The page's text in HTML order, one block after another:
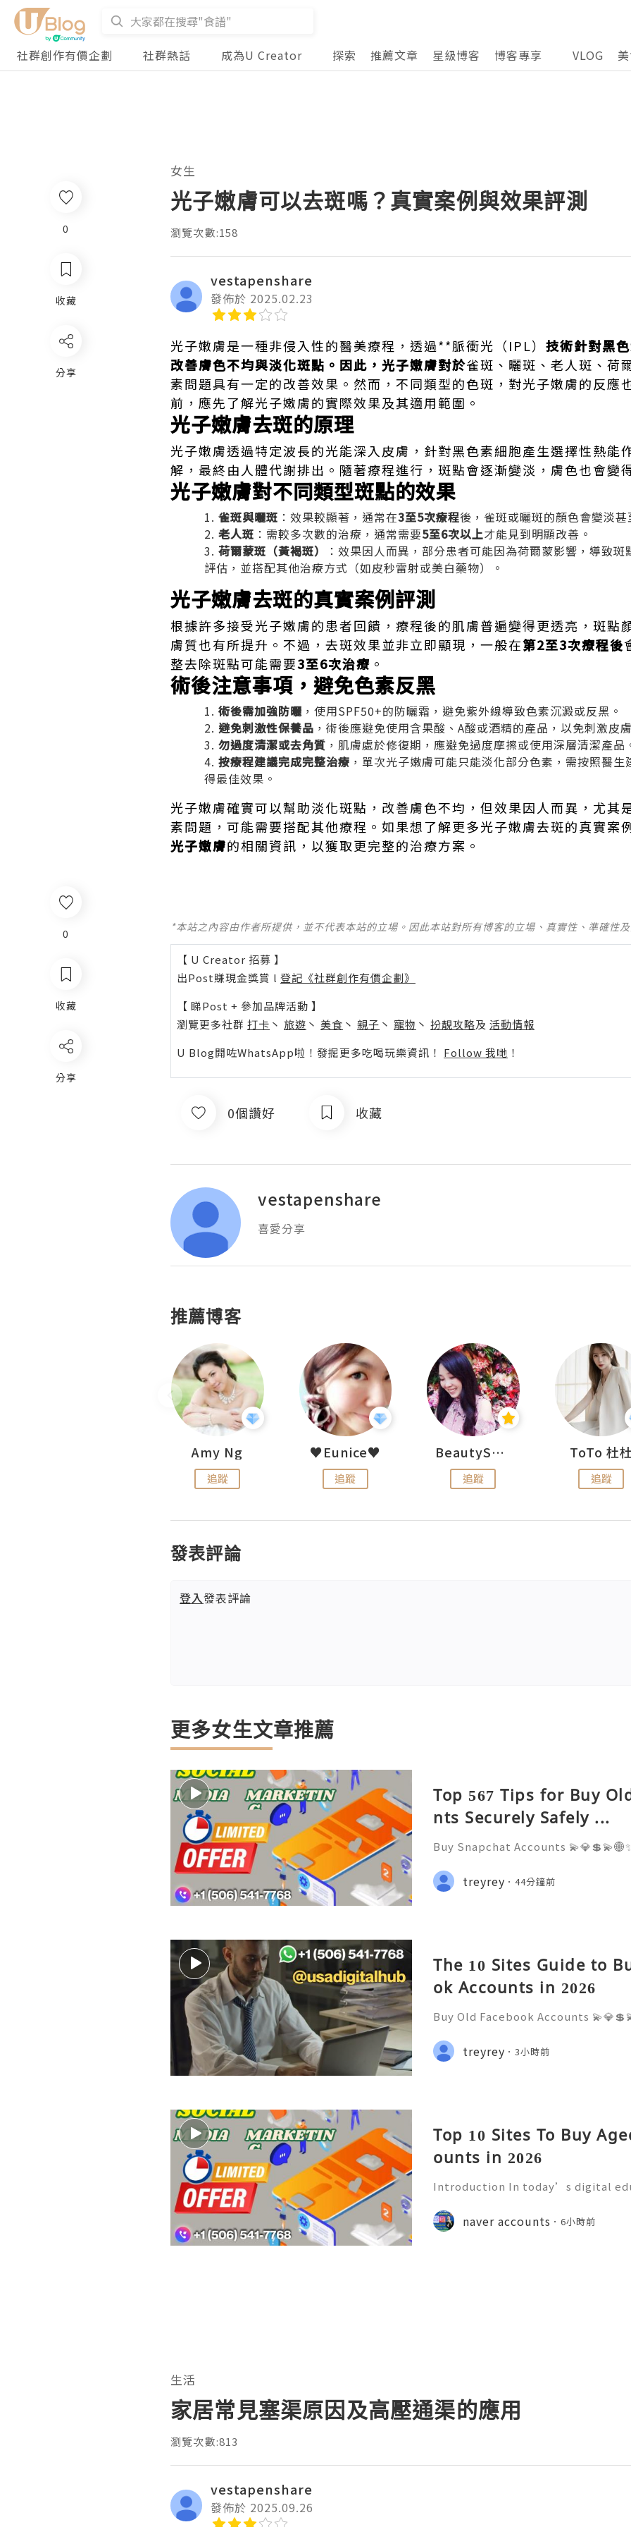
社群創作有價企劃 社群熱話 成為U Creator 探索 推薦文章 星級博客 博客專享 VLOG
0
收藏
分享
女生
光子嫩膚可以去斑嗎？真實案例與效果評測
瀏覽次數:158
vestapenshare
發佈於 2025.02.23
光子嫩膚是一種非侵入性的醫美療程，透過**脈衝光（IPL） 技術針對黑
改善膚色不均與淡化斑點。因此，光子嫩膚對於雀斑、曬斑、老人斑、荷
素問題具有一定的改善效果。然而，不同類型的色斑，對光子嫩膚的反應
前，應先了解光子嫩膚的實際效果及其適用範圍。
光子嫩膚去斑的原理
光子嫩膚透過特定波長的光能深入皮膚，針對黑色素細胞產生選擇性熱能
解，最終由人體代謝排出。隨著療程進行，斑點會逐漸變淡，膚色也會變
光子嫩膚對不同類型斑點的效果
雀斑與曬斑 ：效果較顯著，通常在3至5次療程後，雀斑或曬斑的顏色會變淡
老人斑 ：需較多次數的治療，通常需要5至6次以上才能見到明顯改善。
荷爾蒙斑（黃褐斑）
：效果因人而異，部分患者可能因為荷爾蒙影響，導致
評估，並搭配其他治療方式（如皮秒雷射或美白藥物）。
光子嫩膚去斑的真實案例評測
根據許多接受光子嫩膚的患者回饋，療程後的肌膚普遍變得更透亮，斑點
膚質也有所提升。不過，去斑效果並非立即顯現，一般在第2至3次療程後
整去除斑點可能需要3至6次治療 。
術後注意事項，避免色素反黑
術後需加強防曬 ，使用SPF50+的防曬霜，避免紫外線導致色素沉澱或反黑。
避免刺激性保養品 ，術後應避免使用含果酸、A酸或酒精的產品，以免刺激皮
勿過度清潔或去角質 ，肌膚處於修復期，應避免過度摩擦或使用深層清潔產品
按療程建議完成完整治療 ，單次光子嫩膚可能只能淡化部分色素，需按照醫
得最佳效果。
光子嫩膚確實可以幫助淡化斑點，改善膚色不均，但效果因人而異，尤其
素問題，可能需要搭配其他療程。如果想了解更多光子嫩膚去斑的真實案
光子嫩膚的相關資訊，以獲取更完整的治療方案。
*本站之內容由作者所提供，並不代表本站的立場。因此本站對所有博客的立場、真實性、準確性
【 U Creator 招募 】
出Post賺現金獎賞 l 登記《社群創作有價企劃》
【 睇Post + 參加品牌活動 】
瀏覽更多社群 打卡 丶 旅遊 丶 美食 丶 親子 丶 寵物 丶 扮靚攻略及 活動情報
U Blog開咗WhatsApp啦！發掘更多吃喝玩樂資訊！ Follow 我哋 ！
0個讚好 收藏
vestapenshare
喜愛分享
推薦博客
Amy Ng
追蹤
♥Eunice♥
追蹤
BeautySearch
追蹤
ToTo 杜
追蹤
發表評論
登入發表評論
更多女生文章推薦
Top 567 Tips for Buy
nts Securely Safely ...
Buy Snapchat Accounts
💫💎💲💫🌐✨💎Telegram:
d: usadigitalhub
treyrey 44分鐘前
The 10 Sites Guide to
ok Accounts in 2026
Buy Old Facebook Accounts
68 💫💎💲💫🌐✨💎Telegram:
cord: usadigitalhub
treyrey 3小時前
Top 10 Sites To Buy
ounts in 2026
Introduction In today’s digital
Educational institutions around
d email accounts to stude
naver accounts 6小時前
0
收藏
分享
生活
家居常見塞渠原因及高壓通渠的應用
瀏覽次數:813
vestapenshare
發佈於 2025.09.26